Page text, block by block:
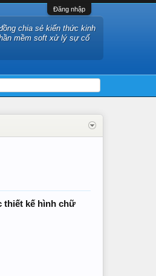
Đăng nhập
chia sẻ kiến thức kinh
mềm soft xử lý sự cố
thiết kế hình chữ